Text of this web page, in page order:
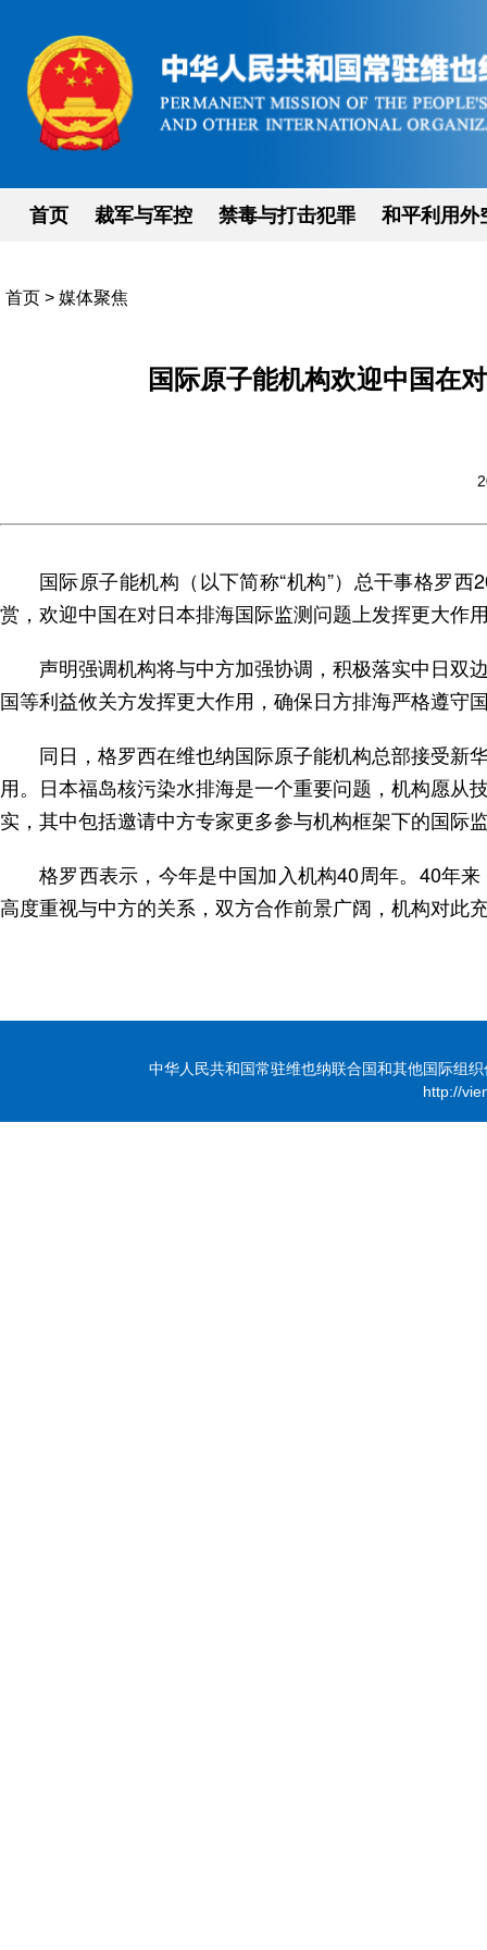
首页 裁军与军控 禁毒与打击犯罪 和平利用外
首页 > 媒体聚焦
国际原子能机构欢迎中国在
国际原子能机构（以下简称“机构”）总干事格罗
赏，欢迎中国在对日本排海国际监测问题上发挥更大作
声明强调机构将与中方加强协调，积极落实中日双
国等利益攸关方发挥更大作用，确保日方排海严格遵守
同日，格罗西在维也纳国际原子能机构总部接受新
用。日本福岛核污染水排海是一个重要问题，机构愿
实，其中包括邀请中方专家更多参与机构框架下的国际
格罗西表示，今年是中国加入机构40周年。40年
高度重视与中方的关系，双方合作前景广阔，机构对此
中华人民共和国常驻维也纳联合国和其他国际组
http://